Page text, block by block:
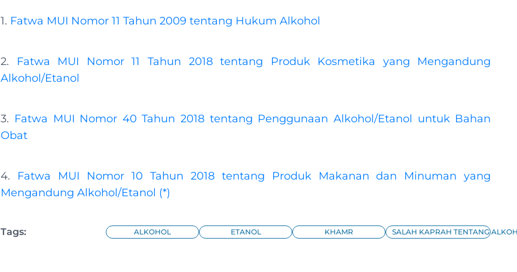
1. Fatwa MUI Nomor 11 Tahun 2009 tentang Hukum Alkohol
2. Fatwa MUI Nomor 11 Tahun 2018 tentang Produk Kosmetika yang Mengandung
Alkohol/Etanol
3. Fatwa MUI Nomor 40 Tahun 2018 tentang Penggunaan Alkohol/Etanol untuk Bahan
Obat
4. Fatwa MUI Nomor 10 Tahun 2018 tentang Produk Makanan dan Minuman yang
Mengandung Alkohol/Etanol (*)
Tags: ALKOHOL ETANOL KHAMR SALAH KAPRAH TENTANG